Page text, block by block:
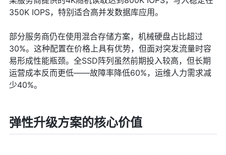
350K IOPS，特别适合高并发数据库应用。
部分服务商仍在使用混合存储方案，机械硬盘占比超过
30%。这种配置在价格上具有优势，但面对突发流量时容
易形成性能瓶颈。全SSD阵列虽然前期投入较高，但长期
运营成本反而更低——故障率降低60%，运维人力需求减
少40%。
弹性升级方案的核心价值